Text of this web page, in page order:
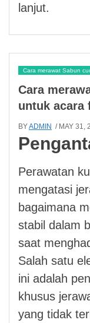
lanjut.
Cara merawat Sabun
Cara
untuk acara
BYADMIN / MAY 31,
Perawatan
mengatasi
bagaimana
stabil dalam
saat
Salah satu
ini adalah
khusus
yang tidak